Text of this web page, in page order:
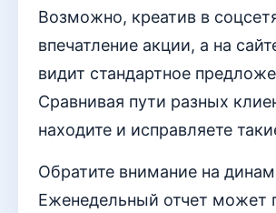
Возможно, креатив в
впечатление акции, а на
видит стандартное
Сравнивая пути разных
находите и исправляете
Обратите внимание на
Еженедельный отчет может